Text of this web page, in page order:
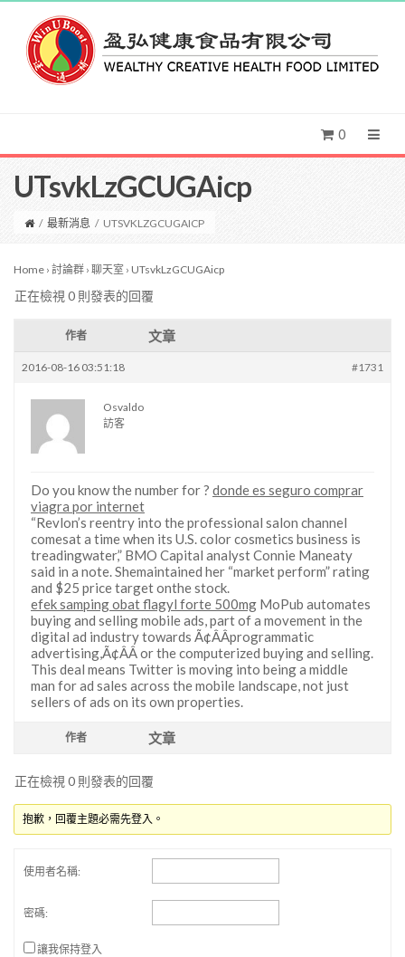
0
UTsvkLzGCUGAicp
/ 最新消息 / UTSVKLZGCUGAICP
Home › 討論群 › 聊天室 › UTsvkLzGCUGAicp
正在檢視 0 則發表的回覆
作者 文章
2016-08-16 03:51:18 #1731
Osvaldo
訪客
Do you know the number for ? donde es seguro comprar
viagra por internet
“Revlon’s reentry into the professional salon channel
comesat a time when its U.S. color cosmetics business is
treadingwater,” BMO Capital analyst Connie Maneaty
said in a note. Shemaintained her “market perform” rating
and $25 price target onthe stock.
efek samping obat flagyl forte 500mg MoPub automates
buying and selling mobile ads, part of a movement in the
digital ad industry towards Ã¢ÂÂprogrammatic
advertising,Ã¢ÂÂ or the computerized buying and selling.
This deal means Twitter is moving into being a middle
man for ad sales across the mobile landscape, not just
sellers of ads on its own properties.
作者 文章
正在檢視 0 則發表的回覆
抱歉，回覆主題必需先登入。
使用者名稱:
密碼:
讓我保持登入